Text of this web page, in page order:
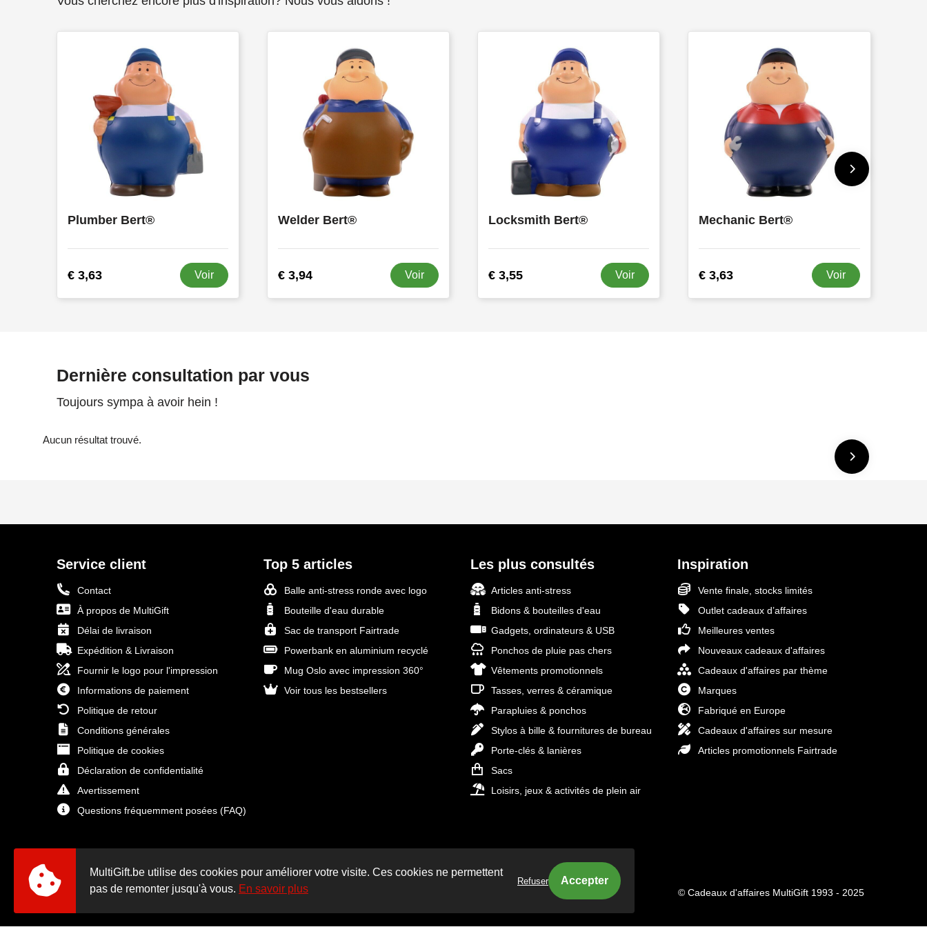
Plumber Bert®
€ 3,63 Voir
Welder Bert®
€ 3,94 Voir
Locksmith Bert®
€ 3,55 Voir
Mechanic Bert®
€ 3,63 Voir
Dernière consultation par vous
Toujours sympa à avoir hein !
Aucun résultat trouvé.
Service client
Contact
À propos de MultiGift
Délai de livraison
Expédition & Livraison
Fournir le logo pour l'impression
Informations de paiement
Politique de retour
Conditions générales
Politique de cookies
Déclaration de confidentialité
Avertissement
Questions fréquemment posées (FAQ)
Top 5 articles
Balle anti-stress ronde avec logo
Bouteille d'eau durable
Sac de transport Fairtrade
Powerbank en aluminium recyclé
Mug Oslo avec impression 360°
Voir tous les bestsellers
Les plus consultés
Articles anti-stress
Bidons & bouteilles d'eau
Gadgets, ordinateurs & USB
Ponchos de pluie pas chers
Vêtements promotionnels
Tasses, verres & céramique
Parapluies & ponchos
Stylos à bille & fournitures de bureau
Porte-clés & lanières
Sacs
Loisirs, jeux & activités de plein air
Inspiration
Vente finale, stocks limités
Outlet cadeaux d’affaires
Meilleures ventes
Nouveaux cadeaux d'affaires
Cadeaux d'affaires par thème
Marques
Fabriqué en Europe
Cadeaux d'affaires sur mesure
Articles promotionnels Fairtrade
© Cadeaux d'affaires MultiGift 1993 - 2025
MultiGift.be utilise des cookies pour améliorer votre visite. Ces cookies ne permettent
pas de remonter jusqu'à vous. En savoir plus
Refuser